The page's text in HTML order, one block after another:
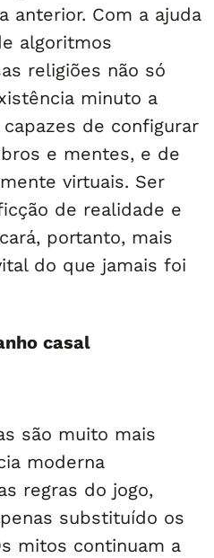
anterior. Com a ajuda
algoritmos
religiões não só
minuto a
de configurar
e mentes, e de
virtuais. Ser
de realidade e
portanto, mais
do que jamais foi
casal
são muito mais
moderna
regras do jogo,
substituído os
mitos continuam a